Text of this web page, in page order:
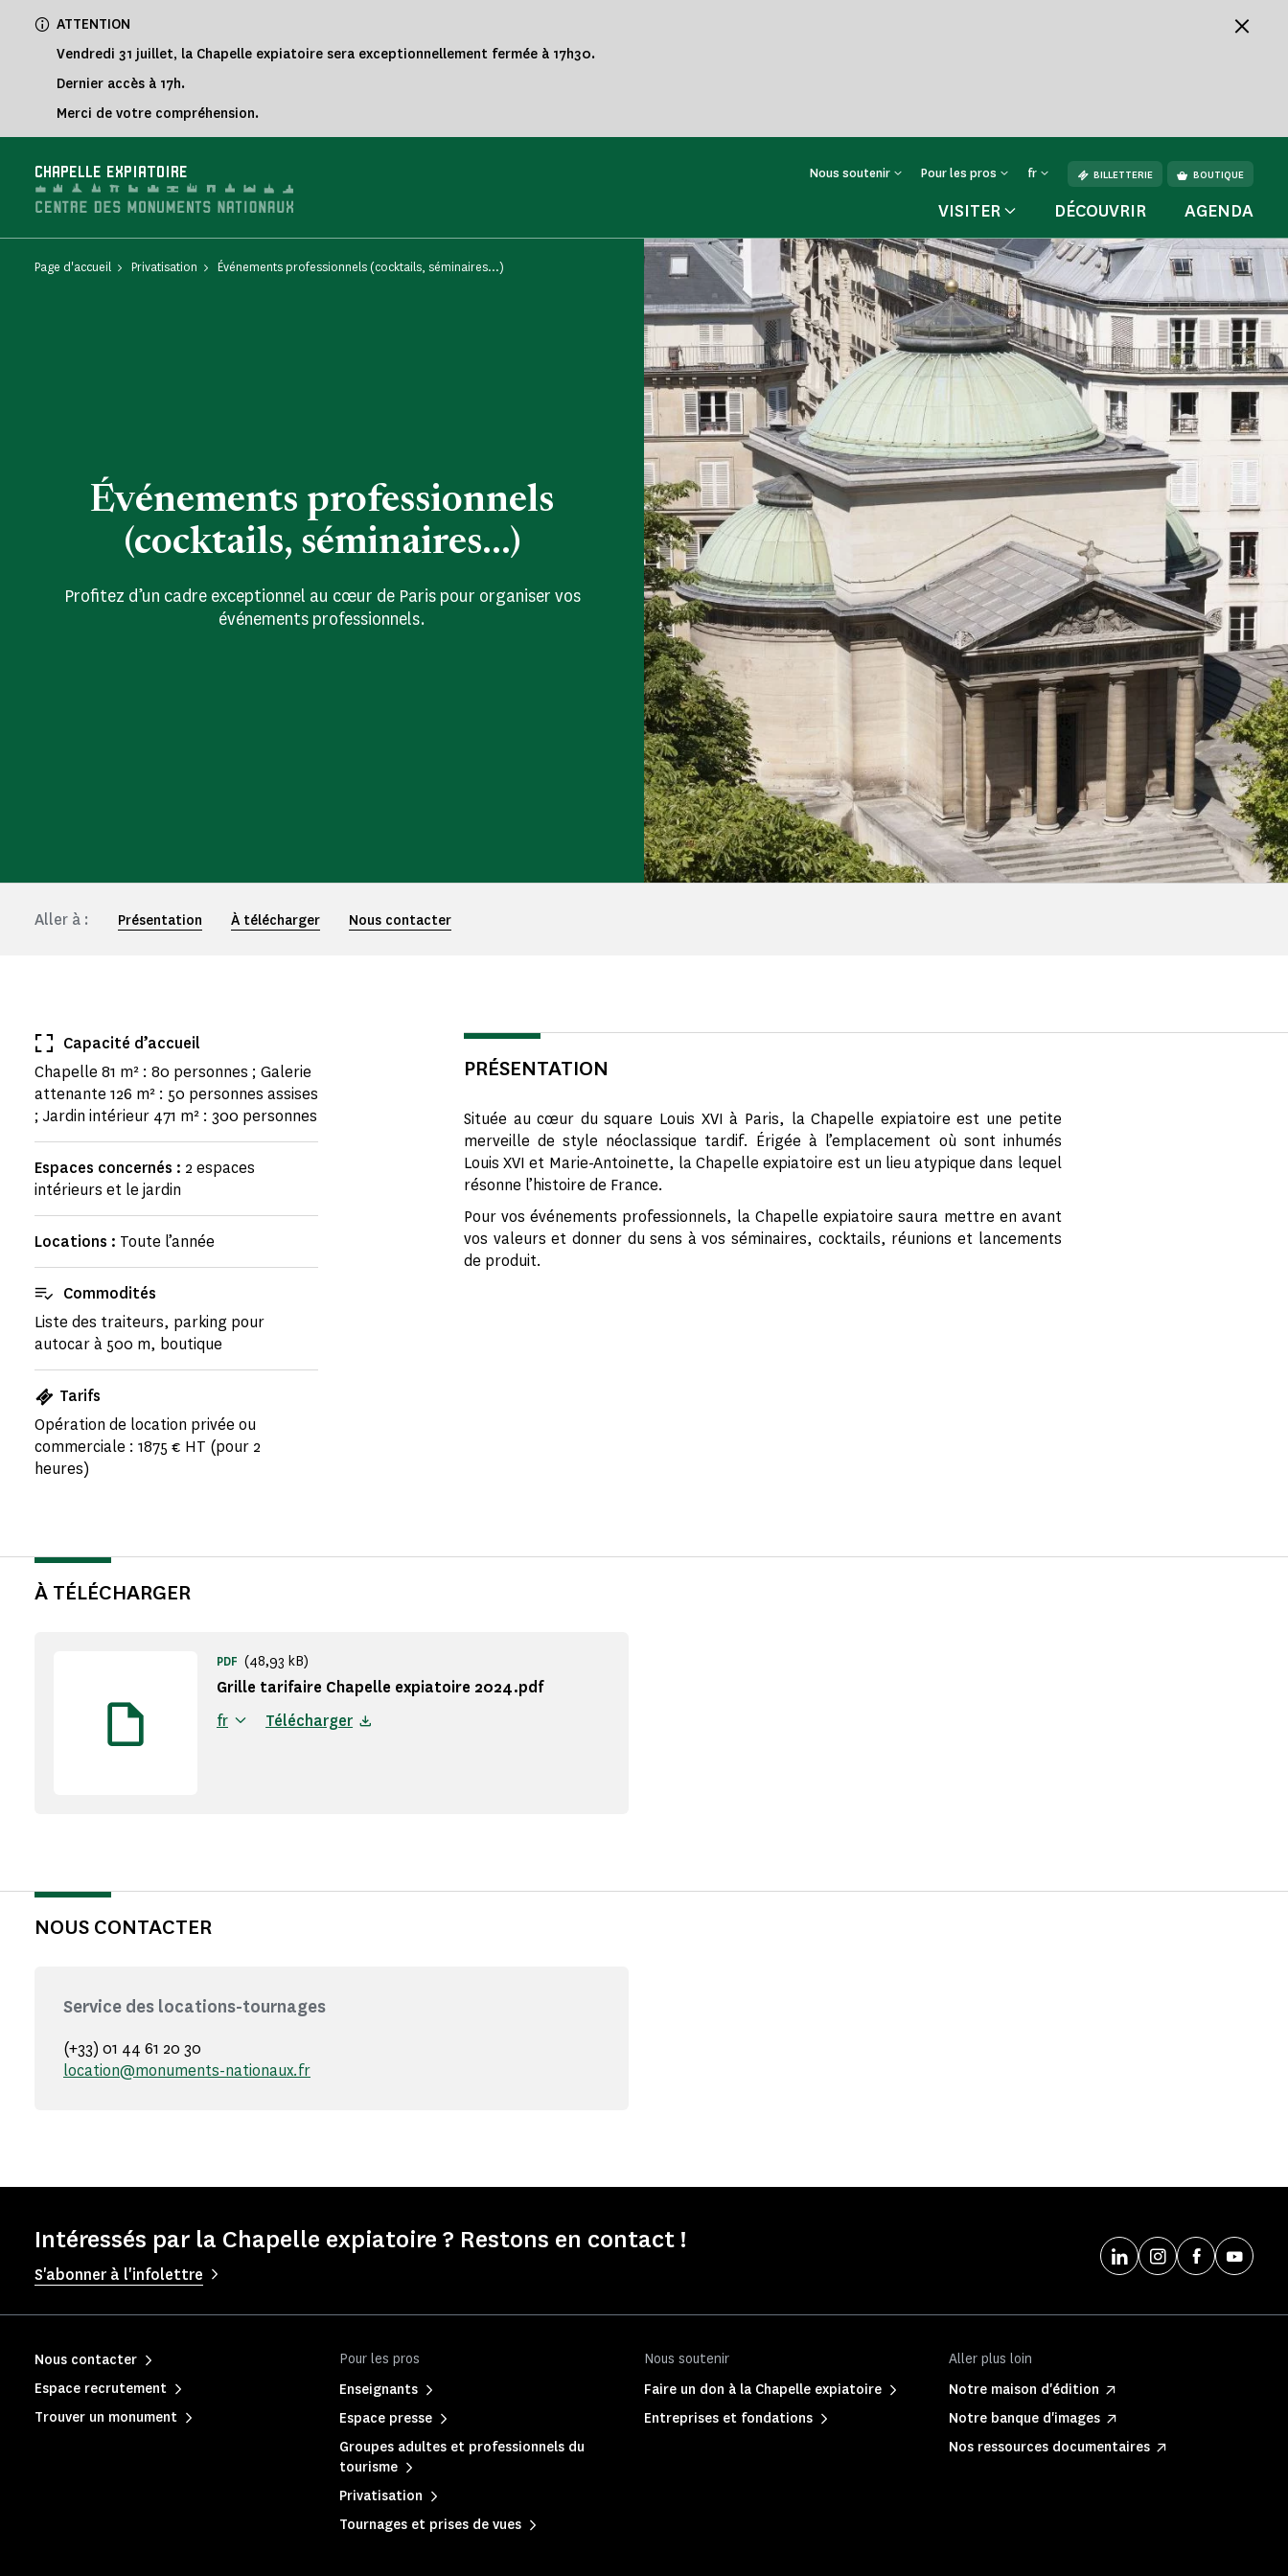
ATTENTION
Vendredi 31 juillet, la Chapelle expiatoire sera exceptionnellement fermée à 17h30.
Dernier accès à 17h.
Merci de votre compréhension.
CHAPELLE EXPIATOIRE Nous soutenir Pour les pros fr BILLETTERIE BOUTIQUE
VISITER DÉCOUVRIR AGENDA
Page d'accueil Privatisation Événements professionnels (cocktails, séminaires...)
Événements professionnels
(cocktails, séminaires...)
Profitez d’un cadre exceptionnel au cœur de Paris pour organiser vos
événements professionnels.
Aller à : Présentation À télécharger Nous contacter
Capacité d’accueil
Chapelle 81 m² : 80 personnes ; Galerie
attenante 126 m² : 50 personnes assises
; Jardin intérieur 471 m² : 300 personnes
Espaces concernés : 2 espaces
intérieurs et le jardin
Locations : Toute l’année
Commodités
Liste des traiteurs, parking pour
autocar à 500 m, boutique
Tarifs
Opération de location privée ou
commerciale : 1875 € HT (pour 2
heures)
PRÉSENTATION
Située au cœur du square Louis XVI à Paris, la Chapelle expiatoire est une petite
merveille de style néoclassique tardif. Érigée à l’emplacement où sont inhumés
Louis XVI et Marie-Antoinette, la Chapelle expiatoire est un lieu atypique dans lequel
résonne l’histoire de France.
Pour vos événements professionnels, la Chapelle expiatoire saura mettre en avant
vos valeurs et donner du sens à vos séminaires, cocktails, réunions et lancements
de produit.
À TÉLÉCHARGER
Grille tarifaire Chapelle expiatoire 2024.pdf
PDF (48,93 kB)
fr Télécharger
NOUS CONTACTER
Service des locations-tournages
(+33) 01 44 61 20 30
location@monuments-nationaux.fr
Intéressés par la Chapelle expiatoire ? Restons en contact !
S'abonner à l'infolettre
Pour les pros
Enseignants
Espace presse
Groupes adultes et professionnels du
tourisme
Privatisation
Tournages et prises de vues
Nous soutenir
Faire un don à la Chapelle expiatoire
Entreprises et fondations
Aller plus loin
Notre maison d'édition
Notre banque d'images
Nos ressources documentaires
Nous contacter
Espace recrutement
Trouver un monument